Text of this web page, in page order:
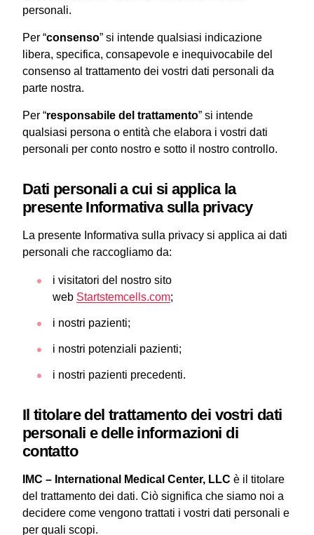
personali.
Per “consenso” si intende qualsiasi indicazione
libera, specifica, consapevole e inequivocabile del
consenso al trattamento dei vostri dati personali da
parte nostra.
Per “responsabile del trattamento” si intende
qualsiasi persona o entità che elabora i vostri dati
personali per conto nostro e sotto il nostro controllo.
Dati personali a cui si applica la
presente Informativa sulla privacy
La presente Informativa sulla privacy si applica ai dati
personali che raccogliamo da:
i visitatori del nostro sito
web Startstemcells.com;
i nostri pazienti;
i nostri potenziali pazienti;
i nostri pazienti precedenti.
Il titolare del trattamento dei vostri dati
personali e delle informazioni di
contatto
IMC – International Medical Center, LLC è il titolare
del trattamento dei dati. Ciò significa che siamo noi a
decidere come vengono trattati i vostri dati personali e
per quali scopi.